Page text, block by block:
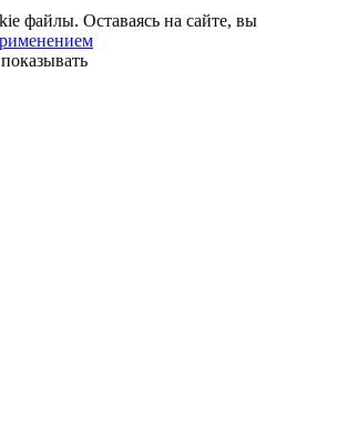
файлы. Оставаясь на сайте, вы